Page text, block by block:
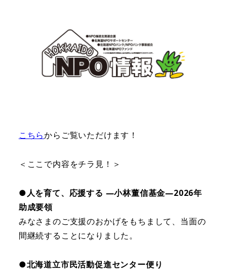
こちらからご覧いただけます！
＜ここで内容をチラ見！＞
●人を育て、応援する ―小林董信基金―2026年
助成要領
みなさまのご支援のおかげをもちまして、当面の
間継続することになりました。
●北海道立市民活動促進センター便り